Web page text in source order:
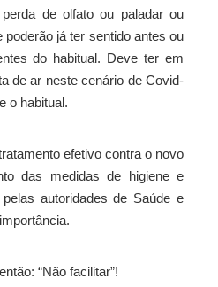
de olfato ou paladar ou
já ter sentido antes ou
do habitual. Deve ter em
de ar neste cenário de Covid-
o habitual.
efetivo contra o novo
das medidas de higiene e
autoridades de Saúde e
“Não facilitar”!